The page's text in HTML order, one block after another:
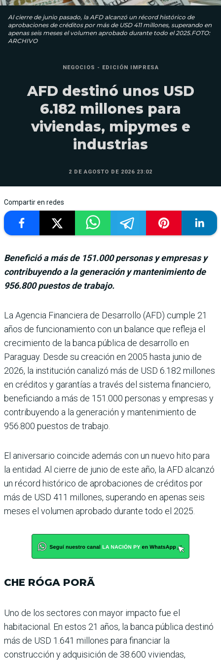
Al cierre de junio pasado, la AFD alcanzó un récord histórico de
aprobaciones de créditos por más de USD 411 millones, superando en
apenas seis meses el volumen aprobado durante todo el 2025.FOTO:
ARCHIVO
NEGOCIOS - EDICIÓN IMPRESA
AFD destinó unos USD
6.182 millones para
viviendas, mipymes e
industrias
2 DE AGOSTO DE 2026 23:02
Compartir en redes
Benefició a más de 151.000 personas y empresas y
contribuyendo a la generación y mantenimiento de
956.800 puestos de trabajo.
La Agencia Financiera de Desarrollo (AFD) cumple 21
años de fun­cionamiento con un balance que refleja el
crecimiento de la banca pública de desarrollo en
Paraguay. Desde su crea­ción en 2005 hasta junio de
2026, la institución canalizó más de USD 6.182 millones
en créditos y garantías a través del sistema financiero,
bene­ficiando a más de 151.000 personas y empresas y
con­tribuyendo a la generación y mantenimiento de
956.800 puestos de trabajo.
El aniversario coincide ade­más con un nuevo hito para
la entidad. Al cierre de junio de este año, la AFD alcanzó
un récord histórico de aproba­ciones de créditos por
más de USD 411 millones, superando en apenas seis
meses el volu­men aprobado durante todo el 2025.
CHE RÓGA PORÃ
Uno de los sectores con mayor impacto fue el
habitacional. En estos 21 años, la banca pública destinó
más de USD 1.641 millones para financiar la
construcción y adquisición de 38.600 viviendas,